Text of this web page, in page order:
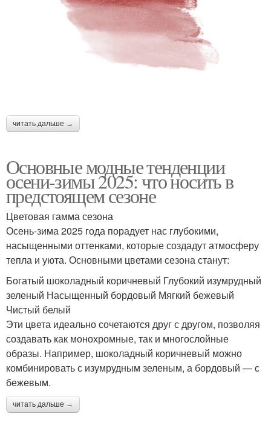
читать дальше →
Основные модные тенденции
осени-зимы 2025: что носить в
предстоящем сезоне
Цветовая гамма сезона
Осень-зима 2025 года порадует нас глубокими,
насыщенными оттенками, которые создадут атмосферу
тепла и уюта. Основными цветами сезона станут:
Богатый шоколадный коричневый Глубокий изумрудный
зеленый Насыщенный бордовый Мягкий бежевый
Чистый белый
Эти цвета идеально сочетаются друг с другом, позволяя
создавать как монохромные, так и многослойные
образы. Например, шоколадный коричневый можно
комбинировать с изумрудным зеленым, а бордовый — с
бежевым.
читать дальше →